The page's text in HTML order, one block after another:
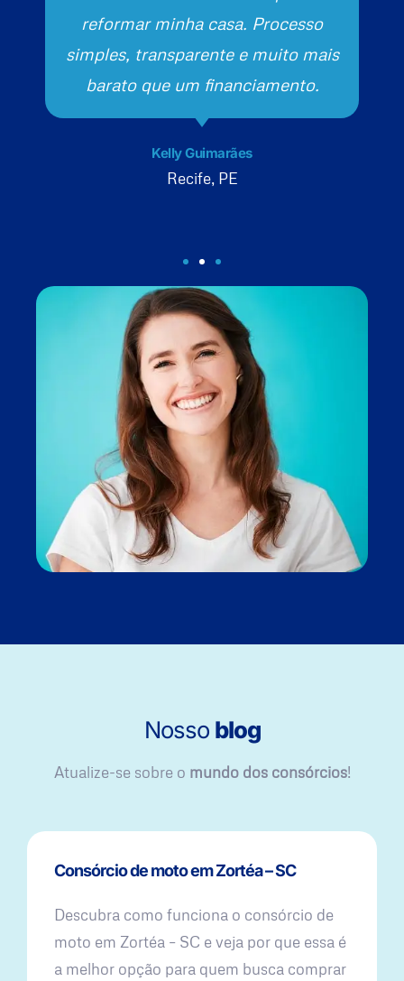
reformar minha casa. Processo
simples, transparente e muito mais
barato que um financiamento.
Kelly Guimarães
Recife, PE
Nosso blog
Atualize-se sobre o mundo dos consórcios!
Consórcio de moto em Zortéa – SC
Descubra como funciona o consórcio de
moto em Zortéa – SC e veja por que essa é
a melhor opção para quem busca comprar